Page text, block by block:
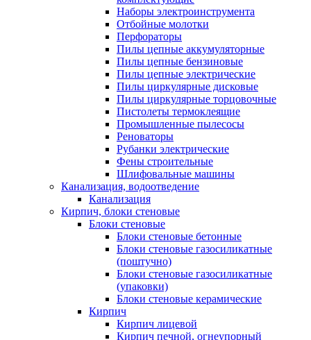
Наборы электроинструмента
Отбойные молотки
Перфораторы
Пилы цепные аккумуляторные
Пилы цепные бензиновые
Пилы цепные электрические
Пилы циркулярные дисковые
Пилы циркулярные торцовочные
Пистолеты термоклеящие
Промышленные пылесосы
Реноваторы
Рубанки электрические
Фены строительные
Шлифовальные машины
Канализация, водоотведение
Канализация
Кирпич, блоки стеновые
Блоки стеновые
Блоки стеновые бетонные
Блоки стеновые газосиликатные
(поштучно)
Блоки стеновые газосиликатные
(упаковки)
Блоки стеновые керамические
Кирпич
Кирпич лицевой
Кирпич печной, огнеупорный